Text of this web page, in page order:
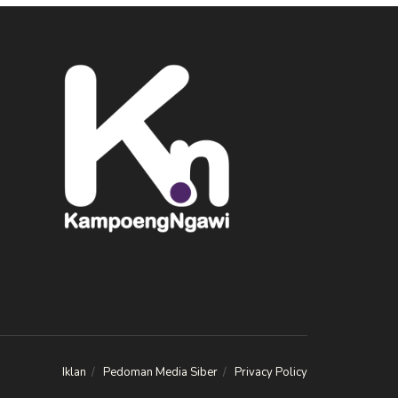
Iklan Pedoman Media Siber Privacy Policy